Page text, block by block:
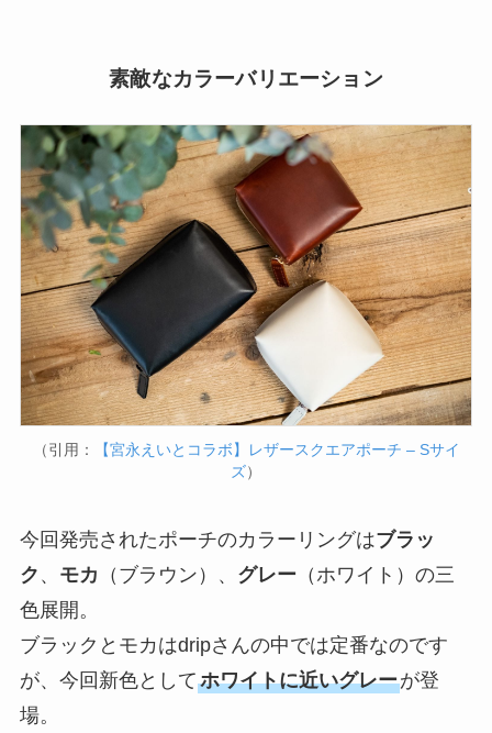
素敵なカラーバリエーション
（引用：
【宮永えいとコラボ】レザースクエアポーチ – Sサイ
ズ）
今回発売されたポーチのカラーリングはブラッ
ク 、 モカ （ブラウン）、 グレー （ホワイト）の三
色展開。
ブラックとモカはdripさんの中では定番なのです
が、今回新色としてホワイトに近いグレーが登
場。